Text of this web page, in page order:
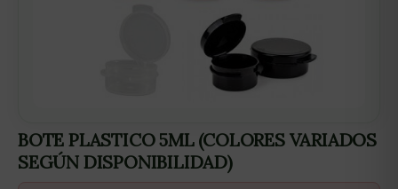
BOTE PLASTICO 5ML (COLORES VARIADOS
SEGÚN DISPONIBILIDAD)